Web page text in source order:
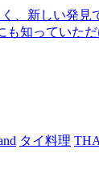
、新しい発
っていただ
タイ料理